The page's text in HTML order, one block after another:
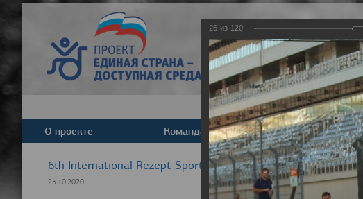
О проекте Команда Новости
6th International Rezept-Sport Wheelchair Half Marathon
23.10.2020
26 из 120